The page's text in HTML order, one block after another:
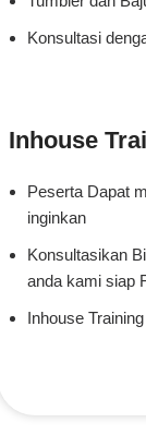
Konsultasi
Inhouse
Peserta Dapat
inginkan
Konsultasikan
anda kami siap
Inhouse